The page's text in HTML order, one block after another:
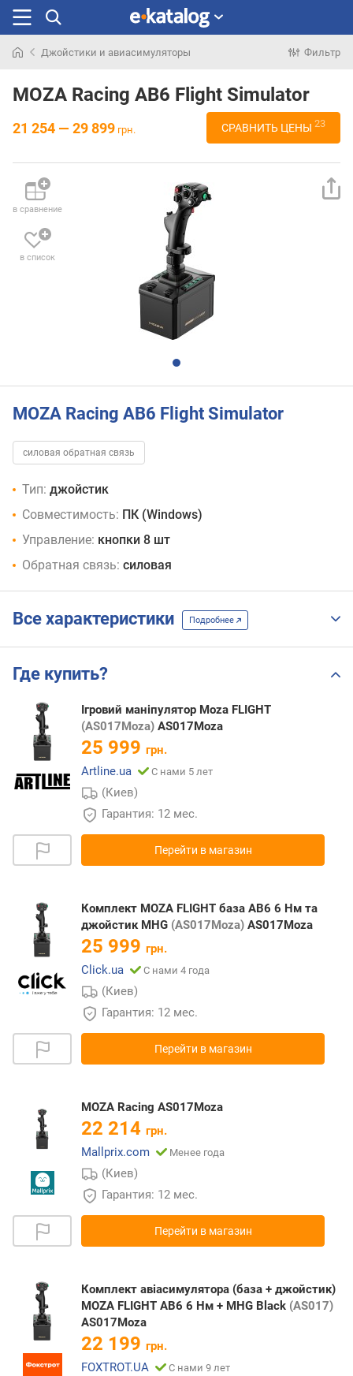
раньше
Джойстики и авиасимуляторы Фильтр
MOZA Racing AB6 Flight Simulator
21 254 — 29 899 грн. СРАВНИТЬ ЦЕНЫ 23
в сравнение
в список
MOZA Racing AB6 Flight Simulator
силовая обратная связь
Тип: джойстик
Совместимость: ПК (Windows)
Управление: кнопки 8 шт
Обратная связь: силовая
Все характеристики Подробнее
Где купить?
Ігровий маніпулятор Moza FLIGHT
(AS017Moza) AS017Moza
25 999 грн.
Artline.ua
С нами 5 лет
(Киев)
Гарантия: 12 мес.
Перейти в магазин
Комплект MOZA FLIGHT база AB6 6 Нм та
джойстик MHG (AS017Moza) AS017Moza
25 999 грн.
Click.ua
С нами 4 года
(Киев)
Гарантия: 12 мес.
Перейти в магазин
MOZA Racing AS017Moza
22 214 грн.
Mallprix.com
Менее года
(Киев)
Гарантия: 12 мес.
Перейти в магазин
Комплект авіасимулятора (база + джойстик)
MOZA FLIGHT AB6 6 Нм + MHG Black (AS017)
AS017Moza
22 199 грн.
FOXTROT.UA
С нами 9 лет